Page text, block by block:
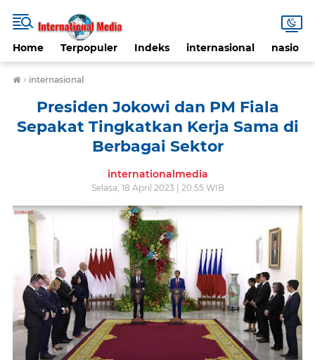
Home Terpopuler Indeks internasional nasional
› internasional
Presiden Jokowi dan PM Fiala
Sepakat Tingkatkan Kerja Sama di
Berbagai Sektor
internationalmedia
Selasa, 18 April 2023 | 20:55 WIB